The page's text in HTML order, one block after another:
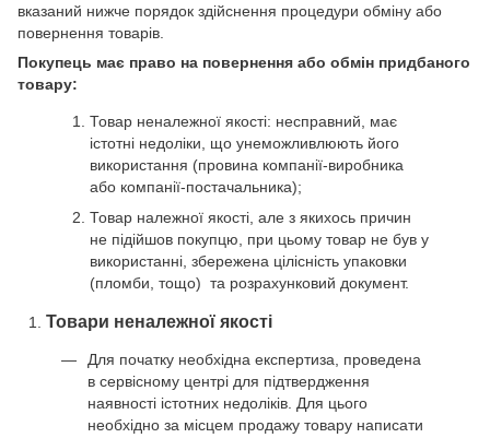
вказаний нижче порядок здійснення процедури обміну або
повернення товарів.
Покупець має право на повернення або обмін придбаного
товару:
Товар неналежної якості: несправний, має
істотні недоліки, що унеможливлюють його
використання (провина компанії-виробника
або компанії-постачальника);
Товар належної якості, але з якихось причин
не підійшов покупцю, при цьому товар не був у
використанні, збережена цілісність упаковки
(пломби, тощо) та розрахунковий документ.
Товари неналежної якості
Для початку необхідна експертиза, проведена
в сервісному центрі для підтвердження
наявності істотних недоліків. Для цього
необхідно за місцем продажу товару написати